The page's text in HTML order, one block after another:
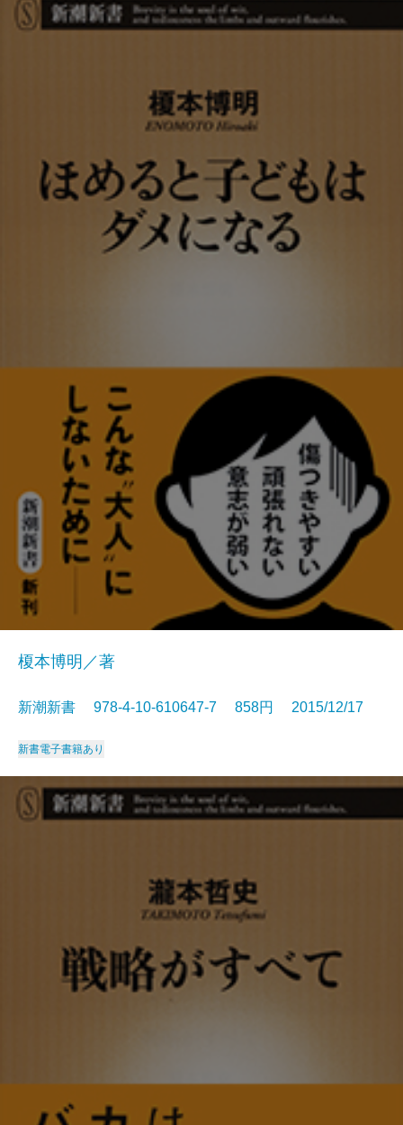
榎本博明／著
新潮新書 978-4-10-610647-7 858円 2015/12/17
新書電子書籍あり